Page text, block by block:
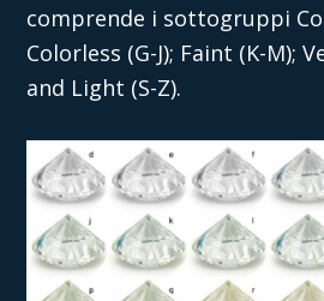
comprende i sottogruppi
Colorless (G-J); Faint (K-M);
and Light (S-Z).